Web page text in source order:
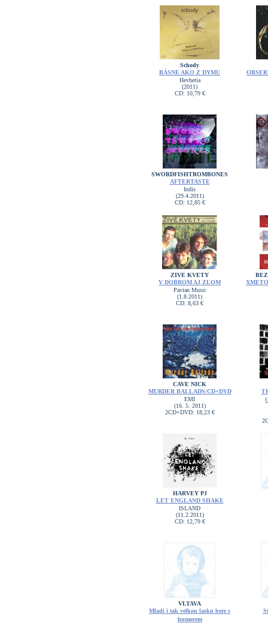
Schody
BÁSNE AKO Z DYMU
Hevhetia
(2011)
CD: 10,79 €
SWORDFISHTROMBONES
AFTERTASTE
Indis
(29.4.2011)
CD: 12,85 €
ZIVE KVETY
V DOBROM AJ ZLOM
Pavian Music
(1.8.2011)
CD: 8,63 €
CAVE NICK
MURDER BALLADS/CD+DVD
EMI
(16. 5. 2011)
2CD+DVD: 18,23 €
HARVEY PJ
LET ENGLAND SHAKE
ISLAND
(11.2.2011)
CD: 12,79 €
VLTAVA
Mladi i tak velkou lasku bere s
humorem